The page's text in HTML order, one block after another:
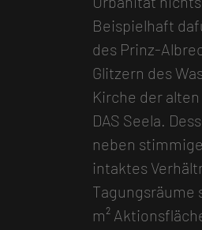
Beispielhaft
des Prinz-
Glitzern des
Kirche der
DAS Seela.
neben
intaktes
Tagungsräume
m²